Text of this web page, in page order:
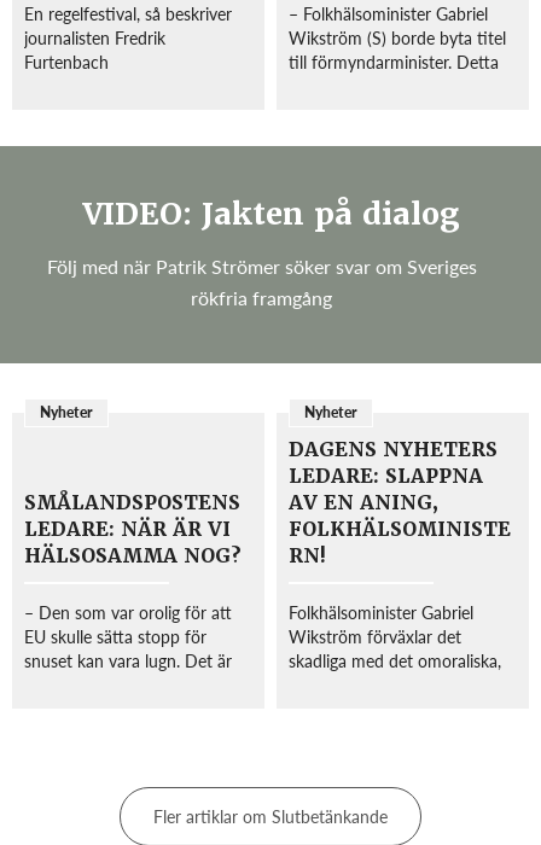
En regelfestival, så beskriver
journalisten Fredrik
Furtenbach
processen i EU...
– Folkhälsominister Gabriel
Wikström (S) borde byta titel
till förmyndarminister. Detta
VIDEO: Jakten på dialog
Följ med när Patrik Strömer söker svar om Sveriges
rökfria framgång
Nyheter
SMÅLANDSPOSTENS
LEDARE: NÄR ÄR VI
HÄLSOSAMMA NOG?
– Den som var orolig för att
EU skulle sätta stopp för
snuset kan vara lugn. Det är
Nyheter
DAGENS NYHETERS
LEDARE: SLAPPNA
AV EN ANING,
FOLKHÄLSOMINISTE
RN!
Folkhälsominister Gabriel
Wikström förväxlar det
skadliga med det omoraliska,
tobaksdirektivutredarens o...
Fler artiklar om Slutbetänkande